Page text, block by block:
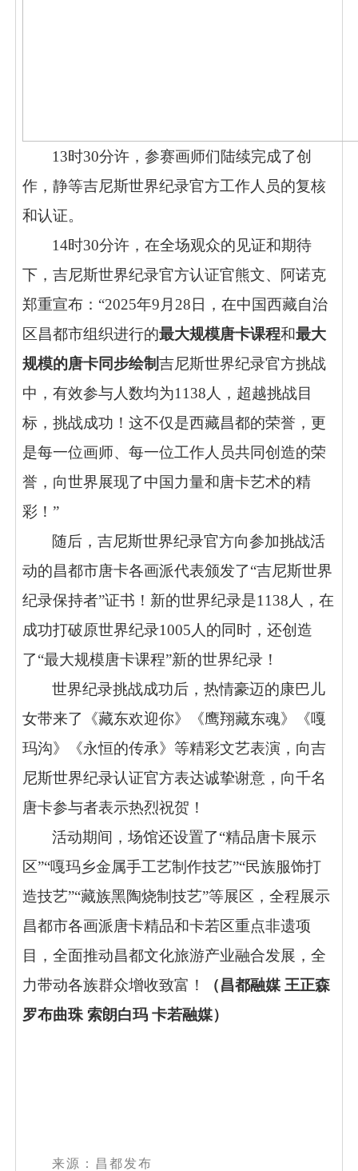
13时30分许，参赛画师们陆续完成了创
作，静等吉尼斯世界纪录官方工作人员的复核
和认证。
14时30分许，在全场观众的见证和期待
下，吉尼斯世界纪录官方认证官熊文、阿诺克
郑重宣布：“2025年9月28日，在中国西藏自治
区昌都市组织进行的最大规模唐卡课程和最大
规模的唐卡同步绘制吉尼斯世界纪录官方挑战
中，有效参与人数均为1138人，超越挑战目
标，挑战成功！这不仅是西藏昌都的荣誉，更
是每一位画师、每一位工作人员共同创造的荣
誉，向世界展现了中国力量和唐卡艺术的精
彩！”
随后，吉尼斯世界纪录官方向参加挑战活
动的昌都市唐卡各画派代表颁发了“吉尼斯世界
纪录保持者”证书！新的世界纪录是1138人，在
成功打破原世界纪录1005人的同时，还创造
了“最大规模唐卡课程”新的世界纪录！
世界纪录挑战成功后，热情豪迈的康巴儿
女带来了《藏东欢迎你》《鹰翔藏东魂》《嘎
玛沟》《永恒的传承》等精彩文艺表演，向吉
尼斯世界纪录认证官方表达诚挚谢意，向千名
唐卡参与者表示热烈祝贺！
活动期间，场馆还设置了“精品唐卡展示
区”“嘎玛乡金属手工艺制作技艺”“民族服饰打
造技艺”“藏族黑陶烧制技艺”等展区，全程展示
昌都市各画派唐卡精品和卡若区重点非遗项
目，全面推动昌都文化旅游产业融合发展，全
力带动各族群众增收致富！
（昌都融媒 王正森
罗布曲珠 索朗白玛 卡若融媒）
来源：昌都发布